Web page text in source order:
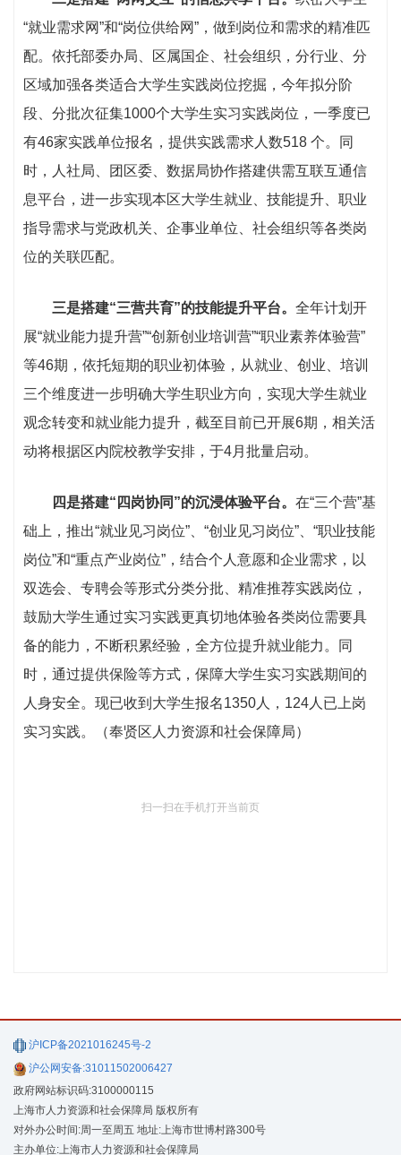
“就业需求网”和“岗位供给网”，做到岗位和需求的精准匹
配。依托部委办局、区属国企、社会组织，分行业、分
区域加强各类适合大学生实践岗位挖掘，今年拟分阶
段、分批次征集1000个大学生实习实践岗位，一季度已
有46家实践单位报名，提供实践需求人数518 个。同
时，人社局、团区委、数据局协作搭建供需互联互通信
息平台，进一步实现本区大学生就业、技能提升、职业
指导需求与党政机关、企事业单位、社会组织等各类岗
位的关联匹配。
三是搭建“三营共育”的技能提升平台。 全年计划开
展“就业能力提升营”“创新创业培训营”“职业素养体验营”
等46期，依托短期的职业初体验，从就业、创业、培训
三个维度进一步明确大学生职业方向，实现大学生就业
观念转变和就业能力提升，截至目前已开展6期，相关活
动将根据区内院校教学安排，于4月批量启动。
四是搭建“四岗协同”的沉浸体验平台。 在“三个营”基
础上，推出“就业见习岗位”、“创业见习岗位”、“职业技能
岗位”和“重点产业岗位”，结合个人意愿和企业需求，以
双选会、专聘会等形式分类分批、精准推荐实践岗位，
鼓励大学生通过实习实践更真切地体验各类岗位需要具
备的能力，不断积累经验，全方位提升就业能力。同
时，通过提供保险等方式，保障大学生实习实践期间的
人身安全。现已收到大学生报名1350人，124人已上岗
实习实践。（奉贤区人力资源和社会保障局）
扫一扫在手机打开当前页
沪ICP备2021016245号-2
沪公网安备:31011502006427
政府网站标识码:3100000115
上海市人力资源和社会保障局 版权所有
对外办公时间:周一至周五 地址:上海市世博村路300号
主办单位:上海市人力资源和社会保障局